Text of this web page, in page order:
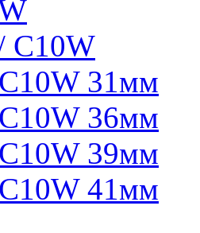
C10W
31мм
36мм
39мм
41мм